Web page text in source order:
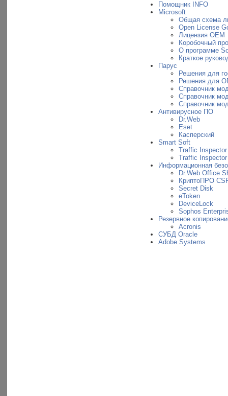
Помощник INFO
Microsoft
Общая схема
Open License
Лицензия OEM
Коробочный
О программе
Краткое
Парус
Решения для
Решения для
Справочник
Справочник
Справочник
Антивирусное ПО
Dr.Web
Eset
Касперский
Smart Soft
Traffic Inspector
Traffic
Информационная
Dr.Web Office
КриптоПРО
Secret Disk
eToken
DeviceLock
Sophos
Резервное
Acronis
СУБД Oracle
Adobe Systems